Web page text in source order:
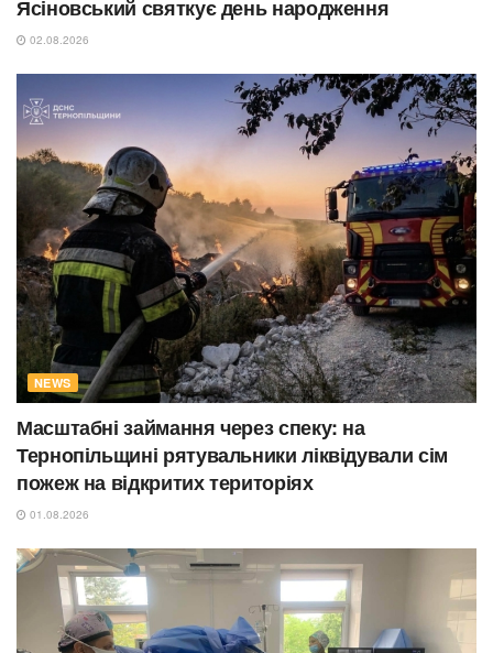
Ясіновський святкує день народження
02.08.2026
NEWS
Масштабні займання через спеку: на
Тернопільщині рятувальники ліквідували сім
пожеж на відкритих територіях
01.08.2026